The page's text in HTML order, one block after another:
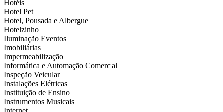
Hotéis
Hotel Pet
Hotel, Pousada e Albergue
Hotelzinho
Iluminação Eventos
Imobiliárias
Impermeabilização
Informática e Automação Comercial
Inspeção Veicular
Instalações Elétricas
Instituição de Ensino
Instrumentos Musicais